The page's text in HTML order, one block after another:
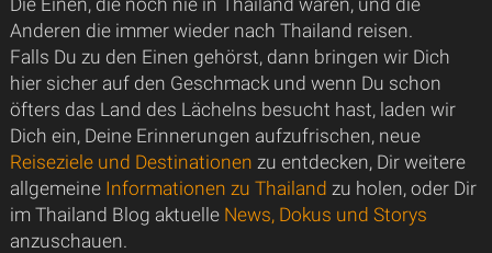
Anderen die immer wieder nach Thailand reisen.
Falls Du zu den Einen gehörst, dann bringen wir Dich
hier sicher auf den Geschmack und wenn Du schon
öfters das Land des Lächelns besucht hast, laden wir
Dich ein, Deine Erinnerungen aufzufrischen, neue
Reiseziele und Destinationen zu entdecken, Dir weitere
allgemeine Informationen zu Thailand zu holen, oder Dir
im Thailand Blog aktuelle News, Dokus und Storys
anzuschauen.